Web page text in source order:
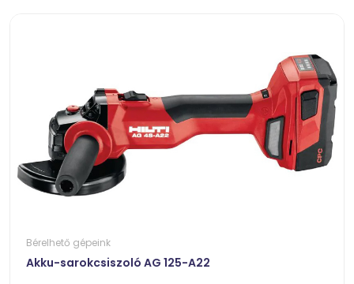
Bérelhető gépeink
Akku-sarokcsiszoló AG 125-A22